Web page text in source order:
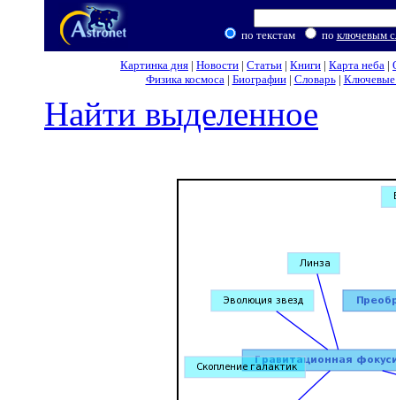
по текстам по ключевым
Картинка дня | Новости | Статьи | Книги | Карта неба |
Физика космоса| Биографии| Словарь| Ключевые
Найти выделенное